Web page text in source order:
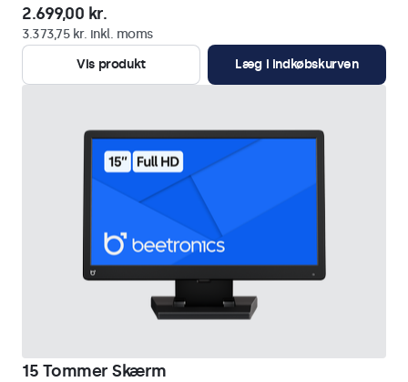
2.699,00 kr.
3.373,75 kr. inkl. moms
Vis produkt
Læg i indkøbskurven
15 Tommer Skærm